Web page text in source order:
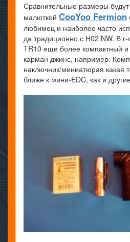
Сравнительные размеры
малюткой CooYoo Fermion
любимец и наиболее часто
да традиционно с Н02 NW. В
TR10 еще более компактный
карман джинс, например.
наключник/миниатюрая какая
ближе к мини-EDC, как и